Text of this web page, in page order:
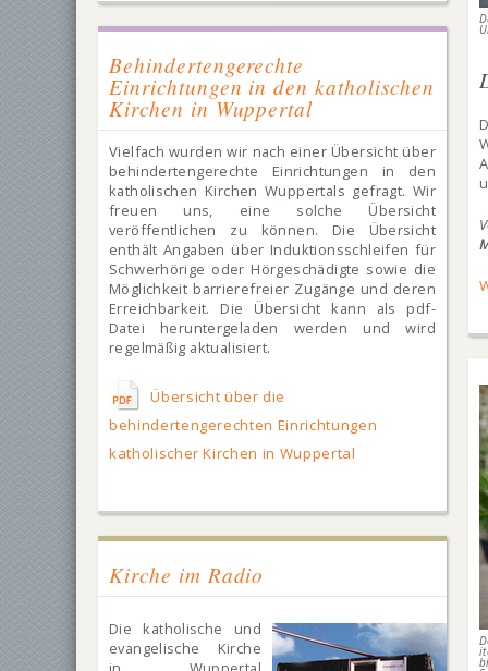
Behindertengerechte
Einrichtungen in den katholischen
Kirchen in Wuppertal
Vielfach wurden wir nach einer Übersicht über
behindertengerechte Einrichtungen in den
katholischen Kirchen Wuppertals gefragt. Wir
freuen uns, eine solche Übersicht
veröffentlichen zu können. Die Übersicht
enthält Angaben über Induktionsschleifen für
Schwerhörige oder Hörgeschädigte sowie die
Möglichkeit barrierefreier Zugänge und deren
Erreichbarkeit. Die Übersicht kann als pdf-
Datei heruntergeladen werden und wird
regelmäßig aktualisiert.
Übersicht über die
behindertengerechten Einrichtungen
katholischer Kirchen in Wuppertal
Kirche im Radio
Die katholische und
evangelische Kirche